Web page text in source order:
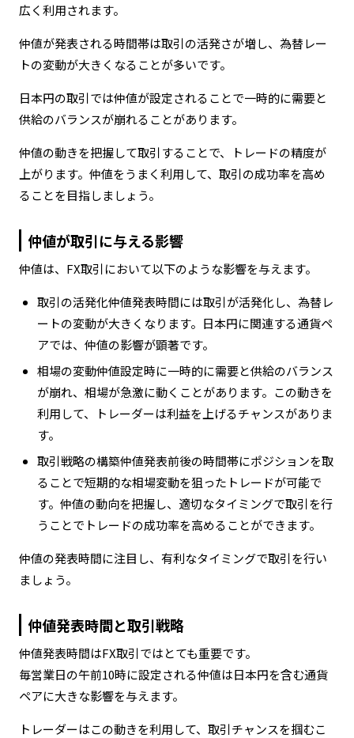
広く利用されます。
仲値が発表される時間帯は取引の活発さが増し、為替レー
トの変動が大きくなることが多いです。
日本円の取引では仲値が設定されることで一時的に需要と
供給のバランスが崩れることがあります。
仲値の動きを把握して取引することで、トレードの精度が
上がります。仲値をうまく利用して、取引の成功率を高め
ることを目指しましょう。
仲値が取引に与える影響
仲値は、FX取引において以下のような影響を与えます。
取引の活発化仲値発表時間には取引が活発化し、為替レ
ートの変動が大きくなります。日本円に関連する通貨ペ
アでは、仲値の影響が顕著です。
相場の変動仲値設定時に一時的に需要と供給のバランス
が崩れ、相場が急激に動くことがあります。この動きを
利用して、トレーダーは利益を上げるチャンスがありま
す。
取引戦略の構築仲値発表前後の時間帯にポジションを取
ることで短期的な相場変動を狙ったトレードが可能で
す。仲値の動向を把握し、適切なタイミングで取引を行
うことでトレードの成功率を高めることができます。
仲値の発表時間に注目し、有利なタイミングで取引を行い
ましょう。
仲値発表時間と取引戦略
仲値発表時間はFX取引ではとても重要です。
毎営業日の午前10時に設定される仲値は日本円を含む通貨
ペアに大きな影響を与えます。
トレーダーはこの動きを利用して、取引チャンスを掴むこ